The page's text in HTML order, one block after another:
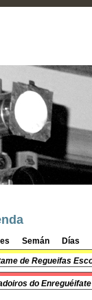
Semán Días
de Regueifas
do Enreguéifate